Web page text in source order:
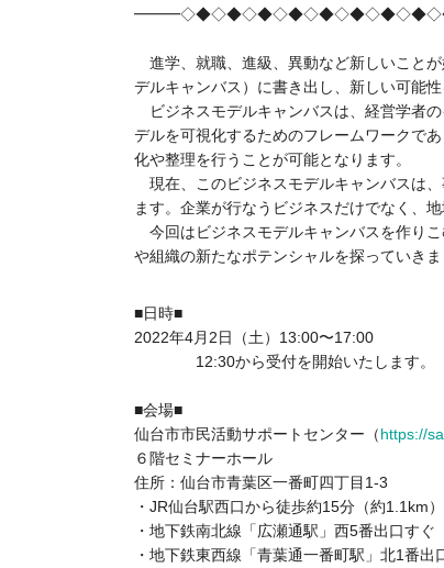
進学、就職、進級、異動など新しいこと
デルキャンバス）に書き出し、新しい可能
ビジネスモデルキャンバスは、経営学者
デルを可視化するためのフレームワークで
化や整理を行うことが可能となります。
現在、このビジネスモデルキャンバスは、
ます。企業が行なう ビジネスだけでなく、
今回はビジネスモデルキャンバスを作り
や組織の新たなポテンシャルを探っていき
■日時■
2022年4月2日（土）13:00〜17:00
12:30から受付を開始いたします。
■会場■
仙台市市民活動サポートセンター （https://
６階セミナーホール
住所：仙台市青葉区一番町四丁目1-3
・JR仙台駅西口から徒歩約15分（約1.1km）
・地下鉄南北線「広瀬通駅」西5番出口すぐ
・地下鉄東西線「青葉通一番町駅」北1番出